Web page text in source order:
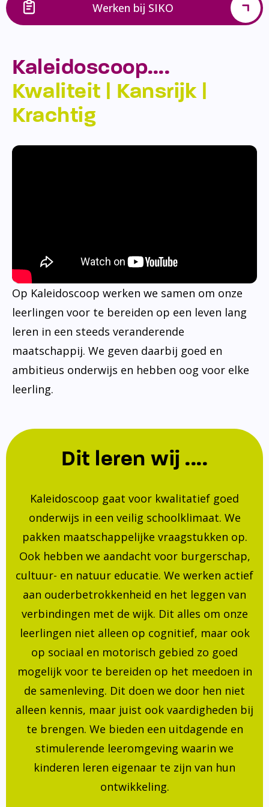
Werken bij SIKO
Kaleidoscoop….
Kwaliteit | Kansrijk |
Krachtig
Op Kaleidoscoop werken we samen om onze
leerlingen voor te bereiden op een leven lang
leren in een steeds veranderende
maatschappij. We geven daarbij goed en
ambitieus onderwijs en hebben oog voor elke
leerling.
Dit leren wij ....
Kaleidoscoop gaat voor kwalitatief goed
onderwijs in een veilig schoolklimaat. We
pakken maatschappelijke vraagstukken op.
Ook hebben we aandacht voor burgerschap,
cultuur- en natuur educatie. We werken actief
aan ouderbetrokkenheid en het leggen van
verbindingen met de wijk. Dit alles om onze
leerlingen niet alleen op cognitief, maar ook
op sociaal en motorisch gebied zo goed
mogelijk voor te bereiden op het meedoen in
de samenleving. Dit doen we door hen niet
alleen kennis, maar juist ook vaardigheden bij
te brengen. We bieden een uitdagende en
stimulerende leeromgeving waarin we
kinderen leren eigenaar te zijn van hun
ontwikkeling.